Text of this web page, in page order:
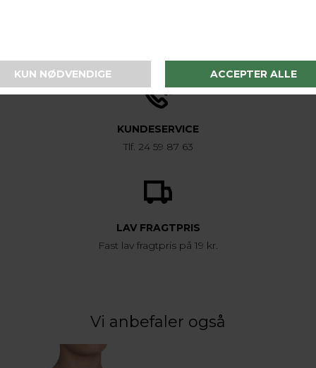
KUNDESERVICE
Tlf. 24 59 87 63
LAV FRAGTPRIS
Fast lav fragtpris på 19 kr.
Vi anbefaler også